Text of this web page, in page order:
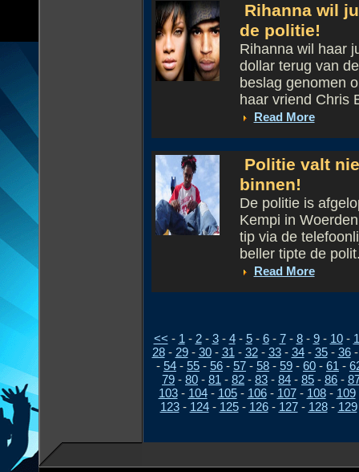
Rihanna wil
de politie!
Rihanna wil haar
dollar terug van
beslag genomen
haar vriend Chris
Read More
Politie valt
binnen!
De politie is
Kempi in
tip via de
beller tipte de
Read More
<< - 1 - 2- 3- 4- 5- 6- 7- 8- 9- 10-
28- 29- 30- 31 - 32- 33- 34- 35- 36
- 54 - 55 - 56 - 57 - 58 - 59 - 60 - 61 -
79 - 80 - 81 - 82 - 83 - 84 - 85 - 86 -
103- 104- 105- 106- 107- 108- 109
123- 124- 125- 126- 127- 128- 129